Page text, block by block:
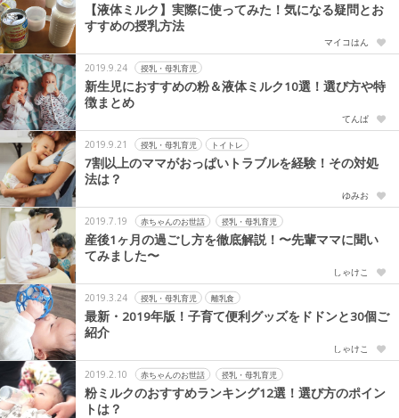
【液体ミルク】実際に使ってみた！気になる疑問とお
すすめの授乳方法
マイコはん
2019.9.24 授乳・母乳育児
新生児におすすめの粉＆液体ミルク10選！選び方や特
徴まとめ
てんぱ
2019.9.21 授乳・母乳育児 トイトレ
7割以上のママがおっぱいトラブルを経験！その対処
法は？
ゆみお
2019.7.19 赤ちゃんのお世話 授乳・母乳育児
産後1ヶ月の過ごし方を徹底解説！〜先輩ママに聞い
てみました〜
しゃけこ
2019.3.24 授乳・母乳育児 離乳食
最新・2019年版！子育て便利グッズをドドンと30個ご
紹介
しゃけこ
2019.2.10 赤ちゃんのお世話 授乳・母乳育児
粉ミルクのおすすめランキング12選！選び方のポイン
トは？